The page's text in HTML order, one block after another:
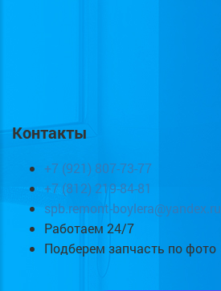
Контакты
+7 (921) 807-73-77
+7 (812) 219-84-81
spb.remont-boylera@yandex.ru
Работаем 24/7
Подберем запчасть по фото